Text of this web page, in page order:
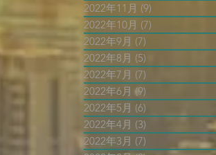
2022年11月 (9)
2022年10月 (7)
2022年9月 (7)
2022年8月 (5)
2022年7月 (7)
2022年6月 (9)
2022年5月 (6)
2022年4月 (3)
2022年3月 (7) 7 篇文章